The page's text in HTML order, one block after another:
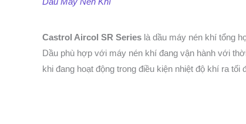
Castrol Aircol SR Series là dầu máy nén khí tổng
Dầu phù hợp với máy nén khí đang vận hành với
khi đang hoạt động trong điều kiện nhiệt độ khí ra tối